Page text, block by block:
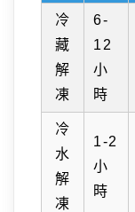
冷
藏
解
凍
6-
12
小
時
冷
水
解
凍
1-2
小
時